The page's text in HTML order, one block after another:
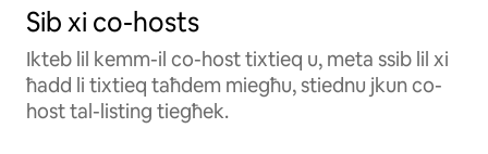
Sib xi co-hosts
Ikteb lil kemm-il co-host tixtieq u, meta ssib lil xi
ħadd li tixtieq taħdem miegħu, stiednu jkun co-
host tal-listing tiegħek.